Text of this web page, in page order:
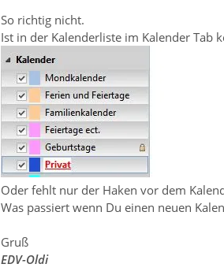
So richtig nicht.
Ist in der Kalenderliste im Kalender Tab
Oder fehlt nur der Haken vor dem
Was passiert wenn Du einen neuen
Gruß
EDV-Oldi